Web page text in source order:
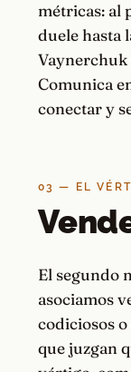
métricas: al
duele hasta
Vaynerchuk
Comunica
conectar y
03 — EL
El segundo
asociamos
codiciosos
que juzgan